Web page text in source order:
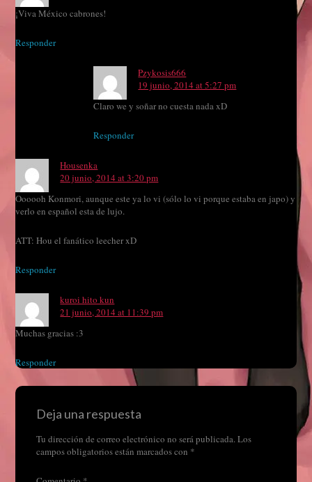
¡Viva México cabrones!
Responder
Pzykosis666
19 junio, 2014 at 5:27 pm
Claro we y soñar no cuesta nada xD
Responder
Housenka
20 junio, 2014 at 3:20 pm
Oooooh Konmori, aunque este ya lo vi (sólo lo vi porque estaba en japo) y
verlo en español esta de lujo.
ATT: Hou el fanático leecher xD
Responder
kuroi hito kun
21 junio, 2014 at 11:39 pm
Muchas gracias :3
Responder
Deja una respuesta
Tu dirección de correo electrónico no será publicada.Los
campos obligatorios están marcados con *